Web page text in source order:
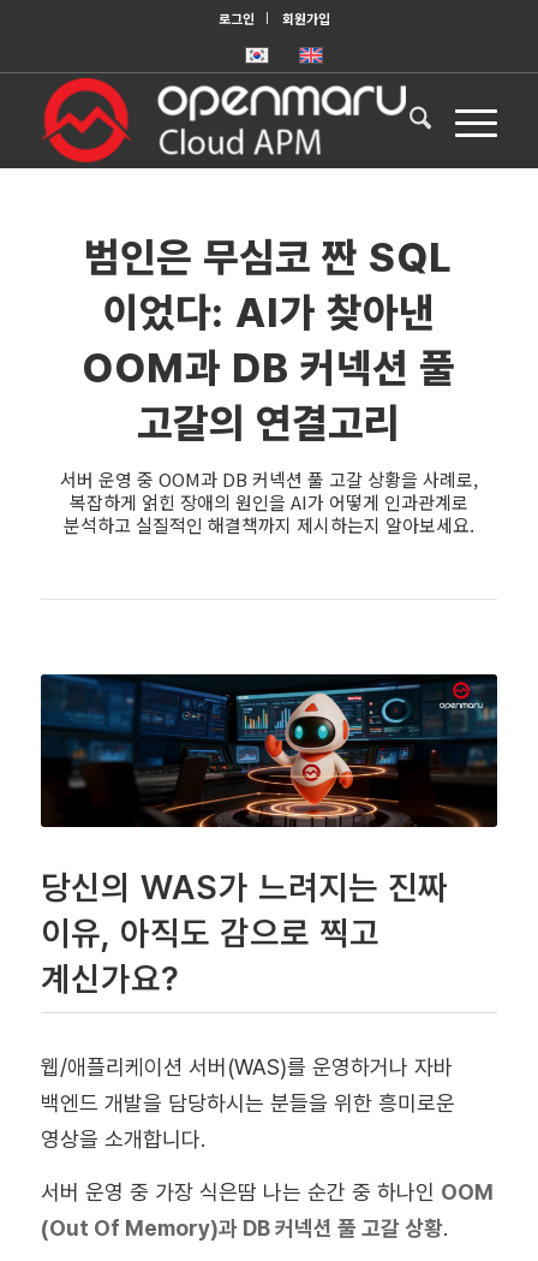
로그인 회원가입
범인은 무심코 짠 SQL
이었다: AI가 찾아낸
OOM과 DB 커넥션 풀
고갈의 연결고리
서버 운영 중 OOM과 DB 커넥션 풀 고갈 상황을 사례로,
복잡하게 얽힌 장애의 원인을 AI가 어떻게 인과관계로
분석하고 실질적인 해결책까지 제시하는지 알아보세요.
당신의 WAS가 느려지는 진짜
이유, 아직도 감으로 찍고
계신가요?
웹/애플리케이션 서버(WAS)를 운영하거나 자바
백엔드 개발을 담당하시는 분들을 위한 흥미로운
영상을 소개합니다.
서버 운영 중 가장 식은땀 나는 순간 중 하나인 OOM
(Out Of Memory)과 DB 커넥션 풀 고갈 상황.